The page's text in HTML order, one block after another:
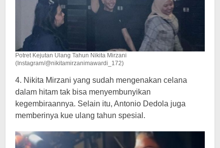
Potret Kejutan Ulang Tahun Nikita Mirzani
(Instagram/@nikitamirzanimawardi_172)
4. Nikita Mirzani yang sudah mengenakan celana
dalam hitam tak bisa menyembunyikan
kegembiraannya. Selain itu, Antonio Dedola juga
memberinya kue ulang tahun spesial.